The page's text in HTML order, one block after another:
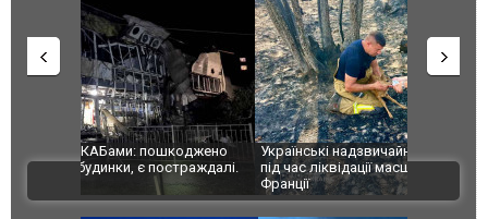
Українські надзвичайники врятували козуленя
під час ліквідації масштабної лісової пожежі у
СБУ за
Болгарії
ВІДЕО